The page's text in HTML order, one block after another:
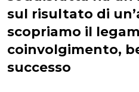
sul risultato di
scopriamo il
coinvolgimento,
successo